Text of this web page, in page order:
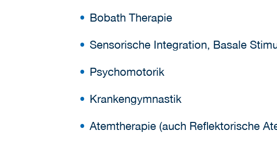
Bobath Therapie
Sensorische Integration, Basale
Psychomotorik
Krankengymnastik
Atemtherapie (auch Reflektorische